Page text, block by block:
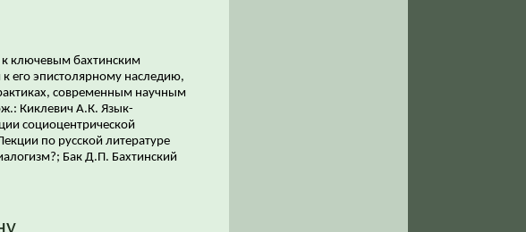
ключевым бахтинским
его эпистолярному наследию,
современным научным
Киклевич А.К. Язык-
социоцентрической
по русской литературе
Бак Д.П. Бахтинский